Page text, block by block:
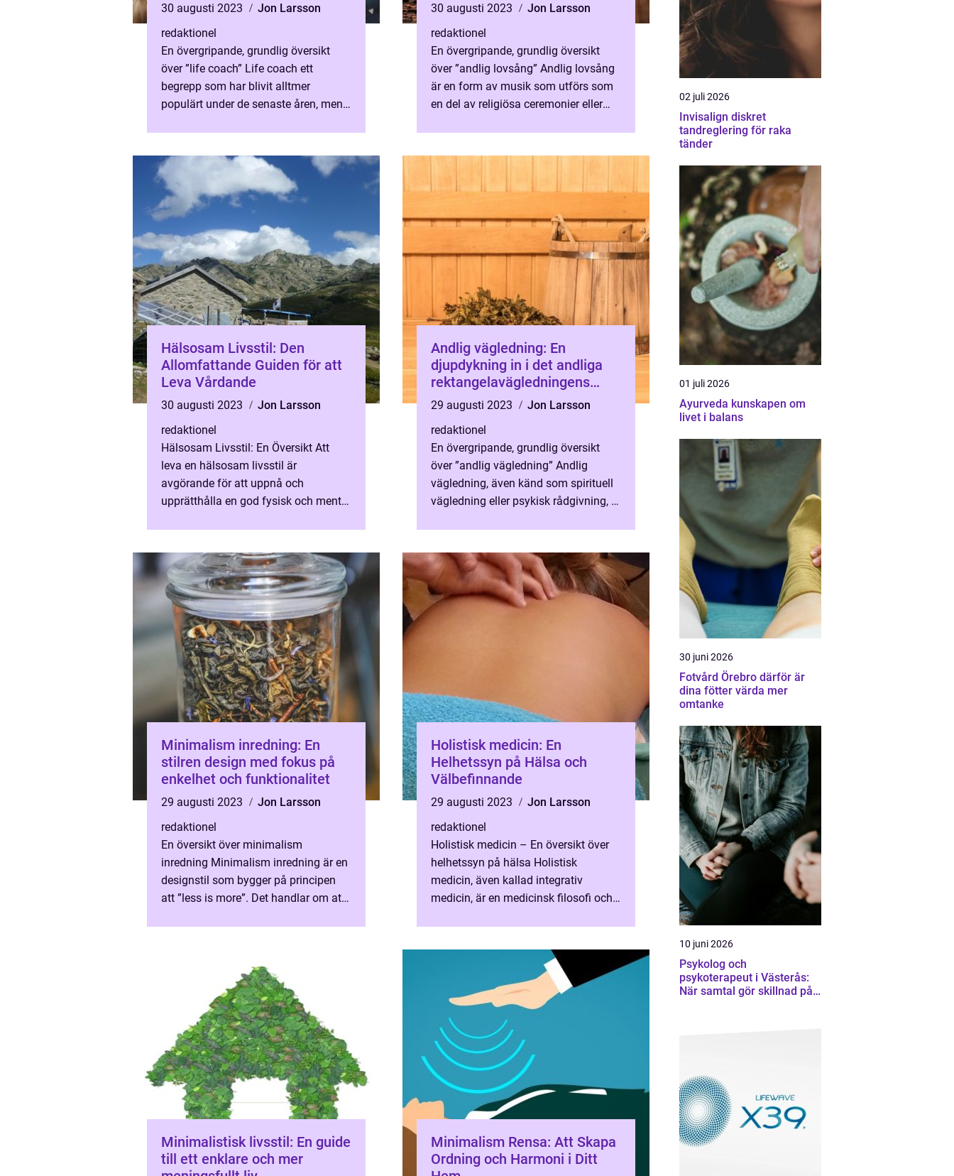
30 augusti 2023
Jon Larsson
redaktionel
En övergripande, grundlig översikt
över ”life coach” Life coach ett
begrepp som har blivit alltmer
populärt under de senaste åren, men
30 augusti 2023
Jon Larsson
redaktionel
En övergripande, grundlig översikt
över ”andlig lovsång” Andlig lovsång
är en form av musik som utförs som
en del av religiösa ceremonier eller
Hälsosam Livsstil: Den
Allomfattande Guiden för att
Leva Vårdande
30 augusti 2023
Jon Larsson
redaktionel
Hälsosam Livsstil: En Översikt Att
leva en hälsosam livsstil är
avgörande för att uppnå och
upprätthålla en god fysisk och mental
balanser...
Andlig vägledning: En
djupdykning in i det andliga
rektangelavägledningens
värld
29 augusti 2023
Jon Larsson
redaktionel
En övergripande, grundlig översikt
över ”andlig vägledning” Andlig
vägledning, även känd som spirituell
vägledning eller psykisk rådgivning, är
Minimalism inredning: En
stilren design med fokus på
enkelhet och funktionalitet
29 augusti 2023
Jon Larsson
redaktionel
En översikt över minimalism
inredning Minimalism inredning är en
designstil som bygger på principen
att ”less is more”. Det handlar om att
Holistisk medicin: En
Helhetssyn på Hälsa och
Välbefinnande
29 augusti 2023
Jon Larsson
redaktionel
Holistisk medicin – En översikt över
helhetssyn på hälsa Holistisk
medicin, även kallad integrativ
medicin, är en medicinsk filosofi och
Minimalistisk livsstil: En guide
till ett enklare och mer
Minimalism Rensa: Att Skapa
Ordning och Harmoni i Ditt
02 juli 2026
Invisalign diskret
tandreglering för raka
tänder
01 juli 2026
Ayurveda kunskapen om
livet i balans
30 juni 2026
Fotvård Örebro därför är
dina fötter värda mer
omtanke
10 juni 2026
Psykolog och
psykoterapeut i Västerås:
När samtal gör skillnad på